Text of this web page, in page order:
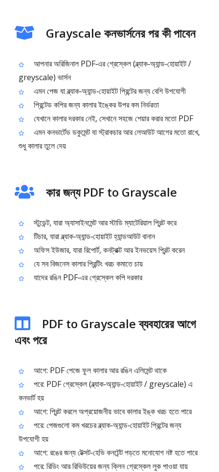
Grayscale কনভার্সনের পর কী পাবেন
আপনার অরিজিনাল PDF‑এর গ্রেস্কেল (ব্ল্যাক‑অ্যান্ড‑হোয়াইট /
greyscale) ভার্সন
এমন পেজ যা ব্ল্যাক‑অ্যান্ড‑হোয়াইট প্রিন্টের জন্য বেশি উপযোগী
প্রিন্টেড কপির জন্য কালার ইঙ্কের উপর কম নির্ভরতা
যেখানে কালার দরকার নেই, সেখানে সহজে শেয়ার করার মতো PDF
এমন কনভার্টেড ডকুমেন্ট যা স্ট্রাকচার আর লেআউট আগের মতো রাখে,
শুধু কালার তুলে দেয়
কার জন্য PDF to Grayscale
স্টুডেন্ট, যারা অ্যাসাইনমেন্ট আর স্টাডি ম্যাটেরিয়াল প্রিন্ট করে
টিচার, যারা ব্ল্যাক‑অ্যান্ড‑হোয়াইট হ্যান্ডআউট বানান
অফিস ইউজার, যারা রিপোর্ট, কনট্রাক্ট আর ইনভয়েস প্রিন্ট করেন
যে সব বিজনেস কালার প্রিন্টিং খরচ কমাতে চায়
যাদের রঙিন PDF‑এর গ্রেস্কেল কপি দরকার
PDF to Grayscale ব্যবহারের আগে
এবং পরে
আগে: PDF পেজে ফুল কালার আর রঙিন এলিমেন্ট থাকে
পরে: PDF গ্রেস্কেল (ব্ল্যাক‑অ্যান্ড‑হোয়াইট / greyscale) এ
কনভার্ট হয়
আগে: প্রিন্ট করলে অপ্রয়োজনীয় ভাবে কালার ইঙ্ক খরচ হতে পারে
পরে: পেজগুলো কম খরচের ব্ল্যাক‑অ্যান্ড‑হোয়াইট প্রিন্টের জন্য
উপযোগী হয়
আগে: রঙের জন্য টেক্সট‑হেভি কনটেন্ট পড়তে মনোযোগ নষ্ট হতে পারে
পরে: রিডিং আর রিভিউয়ের জন্য ক্লিন গ্রেস্কেল লুক পাওয়া যায়